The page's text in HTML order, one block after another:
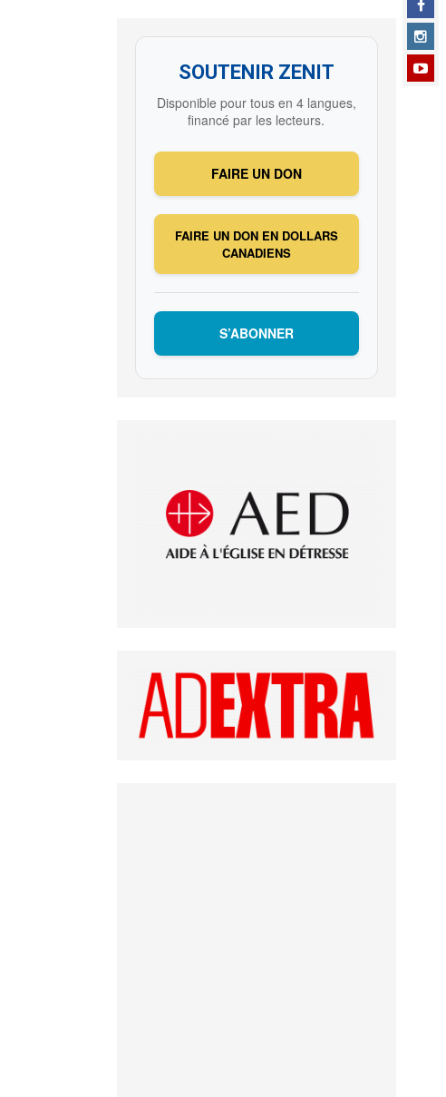
SOUTENIR ZENIT
Disponible pour tous en 4 langues,
financé par les lecteurs.
FAIRE UN DON
FAIRE UN DON EN DOLLARS
CANADIENS
S’ABONNER